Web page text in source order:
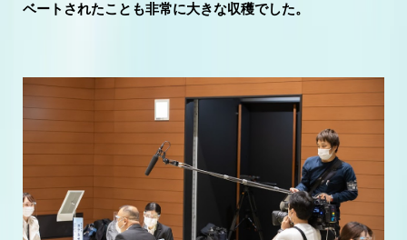
ベートされたことも非常に大きな収穫でした。